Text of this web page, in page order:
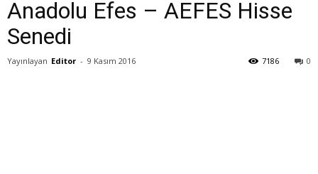
Anadolu Efes – AEFES Hisse
Senedi
Yayınlayan Editor - 9 Kasım 2016 0
7186